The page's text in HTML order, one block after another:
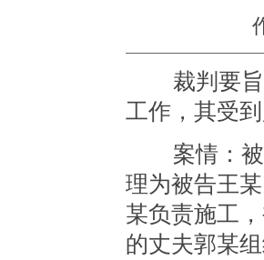
裁判要旨
工作，其受
案情：被
理为被告王
某负责施工
的丈夫郭某